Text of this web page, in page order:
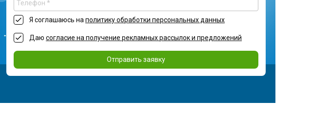
Я соглашаюсь на политику обработки персональных данных
Даю согласие на получение рекламных рассылок и предложений
Отправить заявку